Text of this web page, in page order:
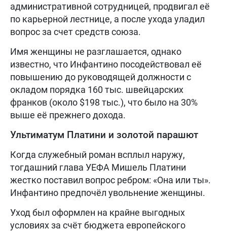
административной сотрудницей, продвигал её
по карьерной лестнице, а после ухода уладил
вопрос за счет средств союза.
Имя женщины не разглашается, однако
известно, что Инфантино посодействовал её
повышению до руководящей должности с
окладом порядка 160 тыс. швейцарских
франков (около $198 тыс.), что было на 30%
выше её прежнего дохода.
Ультиматум Платини и золотой парашют
Когда служебный роман всплыл наружу,
тогдашний глава УЕФА Мишель Платини
жестко поставил вопрос ребром: «Она или ты».
Инфантино предпочёл увольнение женщины.
Уход был оформлен на крайне выгодных
условиях за счёт бюджета европейского